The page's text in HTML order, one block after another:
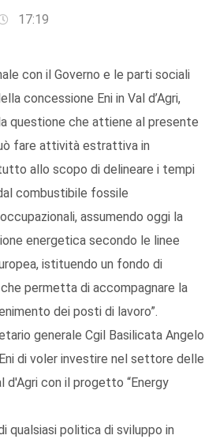
17:19
con il Governo e le parti sociali
concessione Eni in Val d’Agri,
questione che attiene al presente
fare attività estrattiva in
allo scopo di delineare i tempi
combustibile fossile
assumendo oggi la
energetica secondo le linee
istituendo un fondo di
permetta di accompagnare la
dei posti di lavoro”.
generale Cgil Basilicata Angelo
di voler investire nel settore delle
d'Agri con il progetto “Energy
qualsiasi politica di sviluppo in